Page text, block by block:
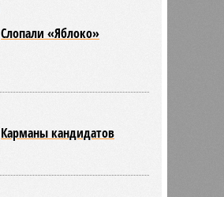
Слопали «Яблоко»
Карманы кандидатов